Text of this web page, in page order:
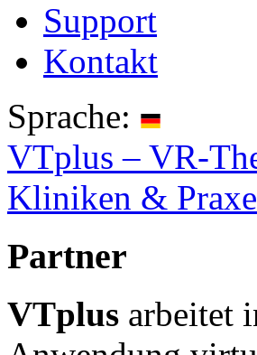
Support
Kontakt
Sprache:
VTplus – VR-
Kliniken &
Partner
VTplus arbeitet